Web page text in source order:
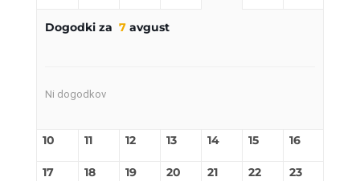
Dogodki za 7avgust
Ni dogodkov
10 11 12 13 14 15 16
17 18 19 20 21 22 23